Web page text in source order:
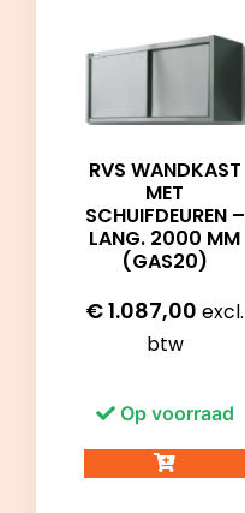
RVS WANDKAST
MET
SCHUIFDEUREN –
LANG. 2000 MM
(GAS20)
€1.087,00 excl.
btw
Op voorraad